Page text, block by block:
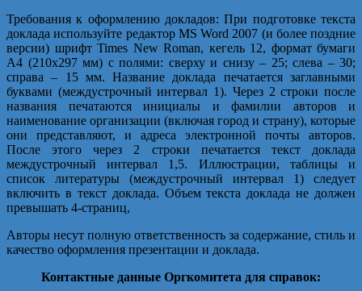
Требования к оформлению докладов: При подготовке текста
доклада используйте редактор MS Word 2007 (и более поздние
версии) шрифт Times New Roman, кегель 12, формат бумаги
А4 (210х297 мм) с полями: сверху и снизу – 25; слева – 30;
справа – 15 мм. Название доклада печатается заглавными
буквами (междустрочный интервал 1). Через 2 строки после
названия печатаются инициалы и фамилии авторов и
наименование организации (включая город и страну), которые
они представляют, и адреса электронной почты авторов.
После этого через 2 строки печатается текст доклада
междустрочный интервал 1,5. Иллюстрации, таблицы и
список литературы (междустрочный интервал 1) следует
включить в текст доклада. Объем текста доклада не должен
превышать 4-страниц,
Авторы несут полную ответственность за содержание, стиль и
качество оформ­ления презентации и доклада.
Контактные данные Оргкомитета для справок: